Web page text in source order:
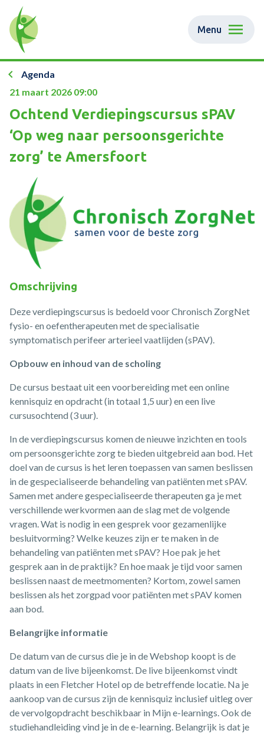
Menu
Agenda
21 maart 2026 09:00
Ochtend Verdiepingscursus sPAV
‘Op weg naar persoonsgerichte
zorg’ te Amersfoort
Omschrijving
Deze verdiepingscursus is bedoeld voor Chronisch ZorgNet
fysio- en oefentherapeuten met de specialisatie
symptomatisch perifeer arterieel vaatlijden (sPAV).
Opbouw en inhoud van de scholing
De cursus bestaat uit een voorbereiding met een online
kennisquiz en opdracht (in totaal 1,5 uur) en een live
cursusochtend (3 uur).
In de verdiepingscursus komen de nieuwe inzichten en tools
om persoonsgerichte zorg te bieden uitgebreid aan bod. Het
doel van de cursus is het leren toepassen van samen beslissen
in de gespecialiseerde behandeling van patiënten met sPAV.
Samen met andere gespecialiseerde therapeuten ga je met
verschillende werkvormen aan de slag met de volgende
vragen. Wat is nodig in een gesprek voor gezamenlijke
besluitvorming? Welke keuzes zijn er te maken in de
behandeling van patiënten met sPAV? Hoe pak je het
gesprek aan in de praktijk? En hoe maak je tijd voor samen
beslissen naast de meetmomenten? Kortom, zowel samen
beslissen als het zorgpad voor patiënten met sPAV komen
aan bod.
Belangrijke informatie
De datum van de cursus die je in de Webshop koopt is de
datum van de live bijeenkomst. De live bijeenkomst vindt
plaats in een Fletcher Hotel op de betreffende locatie. Na je
aankoop van de cursus zijn de kennisquiz inclusief uitleg over
de vervolgopdracht beschikbaar in Mijn e-learnings. Ook de
studiehandleiding vind je in de e-learning. Belangrijk is dat je